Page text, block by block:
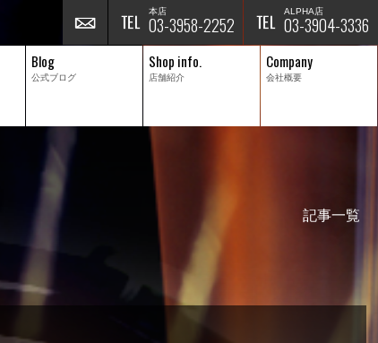
ALPHA店
03-3904-3336
本店
03-3958-2252
Blog
公式ブログ
Shop info.
店舗紹介
Company
会社概要
記事一覧